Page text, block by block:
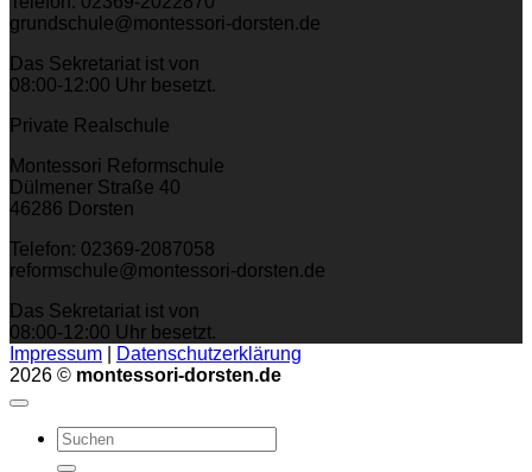
grundschule@montessori-dorsten.de
Das Sekretariat ist von
08:00-12:00 Uhr besetzt.
Private Realschule
Montessori Reformschule
Dülmener Straße 40
46286 Dorsten
Telefon: 02369-2087058
reformschule@montessori-dorsten.de
Das Sekretariat ist von
08:00-12:00 Uhr besetzt.
Impressum
Datenschutzerklärung
2026 © montessori-dorsten.de